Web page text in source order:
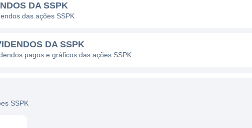
DA SSPK
das ações SSPK
DA SSPK
pagos e gráficos das ações SSPK
SSPK